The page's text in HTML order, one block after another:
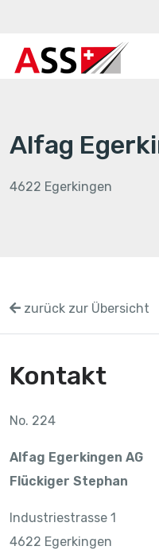
Alfag
4622 Egerkingen
zurück zur Übersicht
Kontakt
No. 224
Alfag Egerkingen AG
Flückiger Stephan
Industriestrasse 1
4622 Egerkingen